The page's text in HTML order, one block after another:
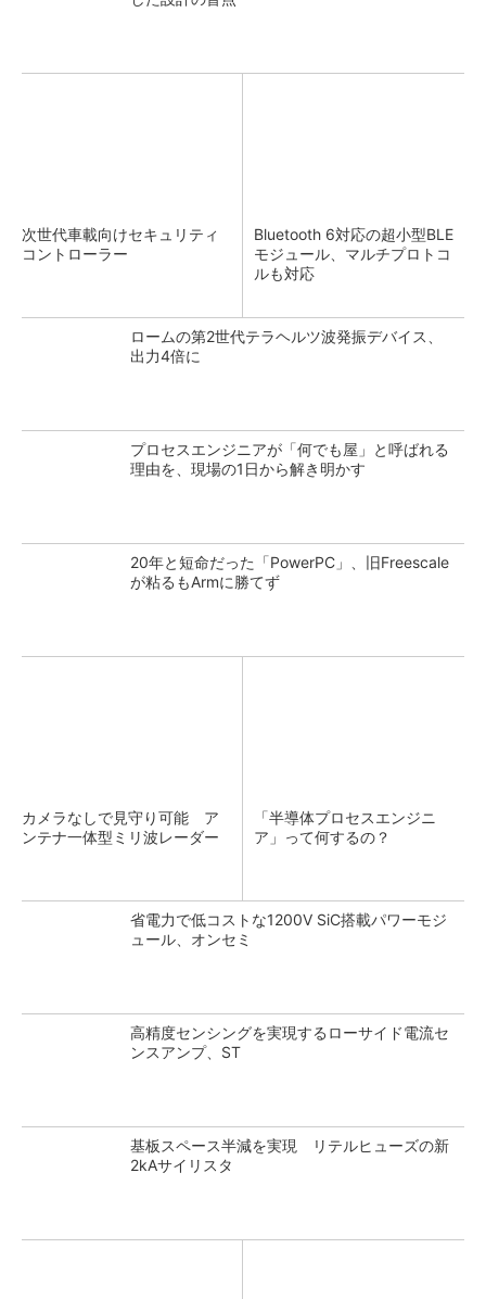
次世代車載向けセキュリティ
コントローラー
Bluetooth 6対応の超小型BLE
モジュール、マルチプロトコ
ルも対応
ロームの第2世代テラヘルツ波発振デバイス、
出力4倍に
プロセスエンジニアが「何でも屋」と呼ばれる
理由を、現場の1日から解き明かす
20年と短命だった「PowerPC」、旧Freescale
が粘るもArmに勝てず
カメラなしで見守り可能 ア
ンテナ一体型ミリ波レーダー
「半導体プロセスエンジニ
ア」って何するの？
省電力で低コストな1200V SiC搭載パワーモジ
ュール、オンセミ
高精度センシングを実現するローサイド電流セ
ンスアンプ、ST
基板スペース半減を実現 リテルヒューズの新
2kAサイリスタ